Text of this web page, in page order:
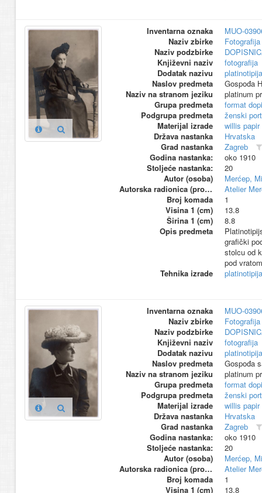
Inventarna oznaka
MUO-
Naziv zbirke
Naziv podzbirke
Književni naziv
fotografija
Dodatak nazivu
platinotipija
Naslov predmeta
Gospođa
Naziv na stranom jeziku
platinum
Grupa predmeta
format
Podgrupa predmeta
ženski
Materijal izrade
willis papir
Država nastanka
Hrvatska
Grad nastanka
Zagreb
Godina nastanka:
oko 1910
Stoljeće nastanka:
20
Autor (osoba)
Merćep,
Autorska radionica (proizvođač)
Atelier
Broj komada
1
Visina 1 (cm)
13.8
Širina 1 (cm)
8.8
Opis predmeta
grafički
stolcu od
pod
Tehnika izrade
platinotipija
Inventarna oznaka
MUO-
Naziv zbirke
Naziv podzbirke
Književni naziv
fotografija
Dodatak nazivu
platinotipija
Naslov predmeta
Gospođa
Naziv na stranom jeziku
platinum
Grupa predmeta
format
Podgrupa predmeta
ženski
Materijal izrade
willis papir
Država nastanka
Hrvatska
Grad nastanka
Zagreb
Godina nastanka:
oko 1910
Stoljeće nastanka:
20
Autor (osoba)
Merćep,
Autorska radionica (proizvođač)
Atelier
Broj komada
1
Visina 1 (cm)
13.8